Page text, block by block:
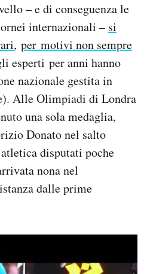
– e di conseguenza le
internazionali – si
, per motivi non sempre
esperti per anni hanno
nazionale gestita in
Alle Olimpiadi di Londra
una sola medaglia,
Donato nel salto
disputati poche
nona nel
dalle prime